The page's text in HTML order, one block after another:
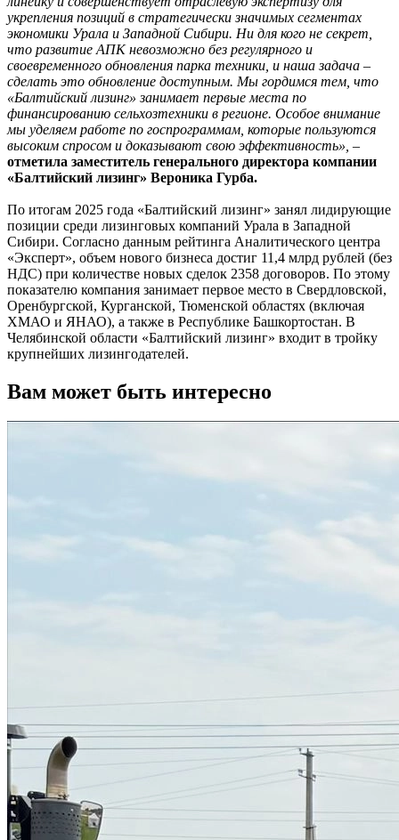
укрепления позиций в стратегически значимых сегментах
экономики Урала и Западной Сибири. Ни для кого не секрет,
что развитие АПК невозможно без регулярного и
своевременного обновления парка техники, и наша задача –
сделать это обновление доступным. Мы гордимся тем, что
«Балтийский лизинг» занимает первые места по
финансированию сельхозтехники в регионе. Особое внимание
мы уделяем работе по госпрограммам, которые пользуются
высоким спросом и доказывают свою эффективность», –
отметила заместитель генерального директора компании
«Балтийский лизинг» Вероника Гурба.
По итогам 2025 года «Балтийский лизинг» занял лидирующие
позиции среди лизинговых компаний Урала в Западной
Сибири. Согласно данным рейтинга Аналитического центра
«Эксперт», объем нового бизнеса достиг 11,4 млрд рублей (без
НДС) при количестве новых сделок 2358 договоров. По этому
показателю компания занимает первое место в Свердловской,
Оренбургской, Курганской, Тюменской областях (включая
ХМАО и ЯНАО), а также в Республике Башкортостан. В
Челябинской области «Балтийский лизинг» входит в тройку
крупнейших лизингодателей.
Вам может быть интересно